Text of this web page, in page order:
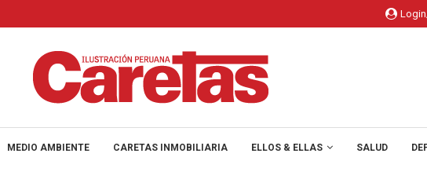
MEDIO AMBIENTE CARETAS INMOBILIARIA ELLOS & ELLAS SALUD